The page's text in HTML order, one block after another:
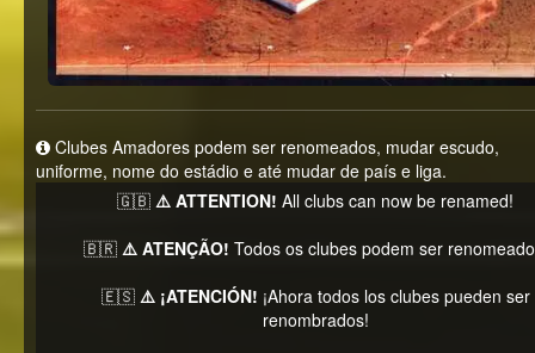
Clubes Amadores podem ser renomeados, mudar escudo,
uniforme, nome do estádio e até mudar de país e liga.
🇬🇧 ⚠️ ATTENTION! All clubs can now be renamed!
🇧🇷 ⚠️ ATENÇÃO! Todos os clubes podem ser
🇪🇸 ⚠️ ¡ATENCIÓN! ¡Ahora todos los clubes pueden ser
renombrados!